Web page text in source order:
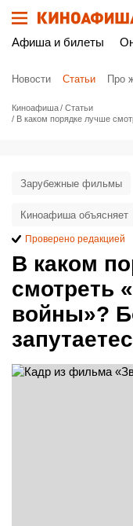
Афиша и билеты
Новости Статьи Про
Киноафиша
Статьи
В каком порядке лучше
В каком
смотреть
войны»?
Зарубежные фильмы
Киноафиша объясняет
Проверено редакцией